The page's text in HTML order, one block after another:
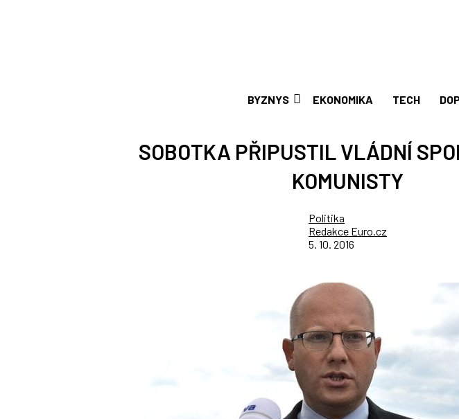
BYZNYS EKONOMIKA TECH
SOBOTKA PŘIPUSTIL VLÁDNÍ
KOMUNISTY
Politika
Redakce Euro.cz
5. 10. 2016